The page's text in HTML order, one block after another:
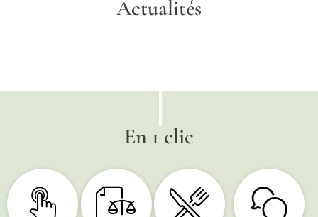
Actualités
En 1 clic